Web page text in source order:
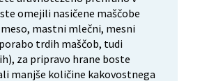
omejili nasičene maščobe
mastni mlečni, mesni
trdih maščob, tudi
za pripravo hrane boste
manjše količine kakovostnega